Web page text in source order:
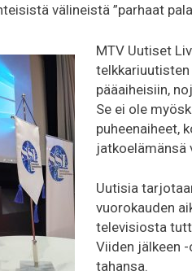
välineistä ”parhaat
MTV Uutiset
telkkariuutisten
pääaiheisiin,
Se ei ole
puheenaiheet,
jatkoelämänsä
Uutisia
vuorokauden
televisiosta
Viiden jälkeen
tahansa.